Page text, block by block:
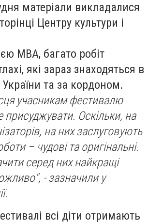
матеріали викладалися
Центру культури i
МВА, багато робiт
якi зараз знаходяться в
та за кордоном.
учасникам фестивалю
присуджувати. Оскільки, на
на них заслуговують
– чудові та оригінальні.
серед них найкращі
- зазначили у
всі діти отримають